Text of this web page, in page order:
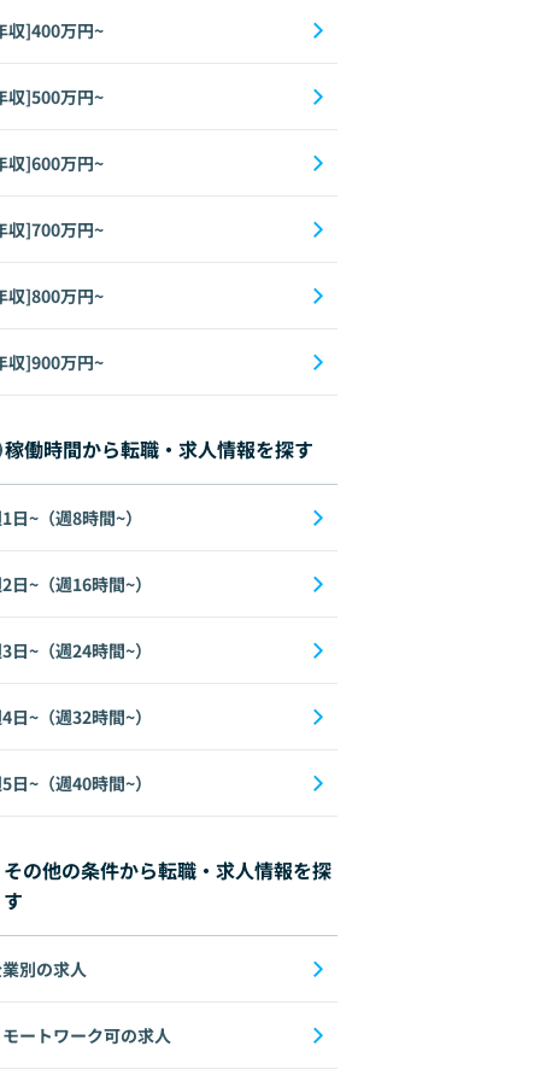
収]400万円~
収]500万円~
収]600万円~
収]700万円~
収]800万円~
収]900万円~
稼働時間から転職・求人情報を探す
日~（週8時間~）
日~（週16時間~）
日~（週24時間~）
日~（週32時間~）
日~（週40時間~）
その他の条件から転職・求人情報を探
す
別の求人
モートワーク可の求人